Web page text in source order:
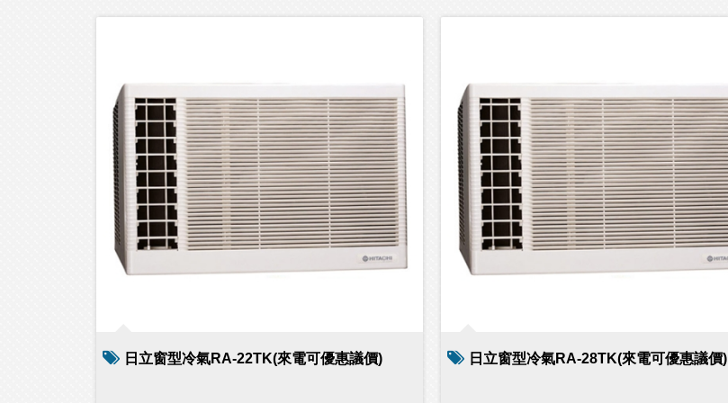
日立窗型冷氣RA-22TK(來電可優惠議價) 日立窗型冷氣RA-28TK(來電可優惠議價)